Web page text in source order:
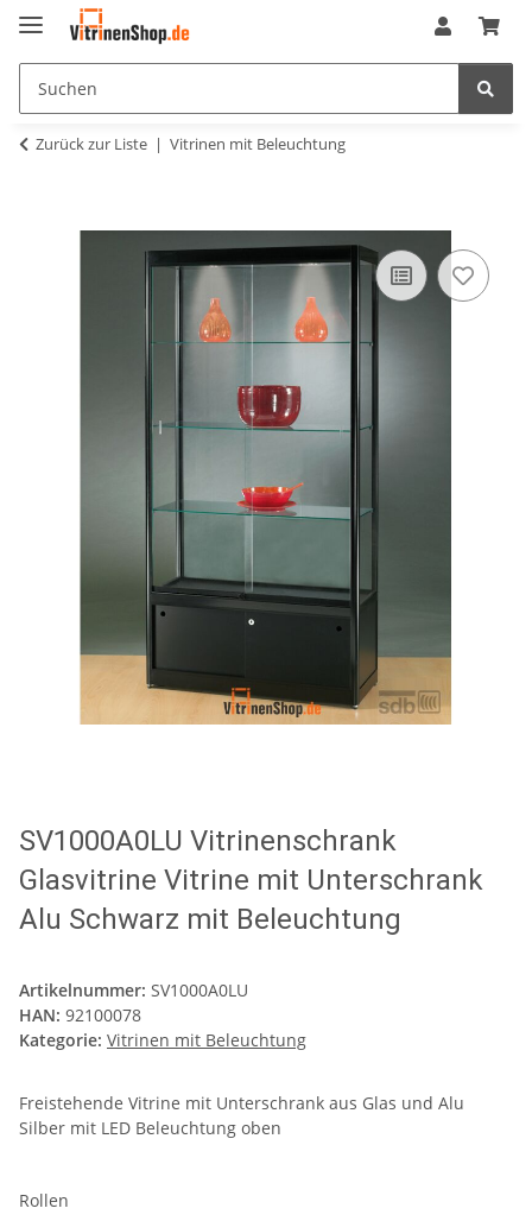
Zurück zur Liste Vitrinen mit Beleuchtung
SV1000A0LU Vitrinenschrank
Glasvitrine Vitrine mit Unterschrank
Alu Schwarz mit Beleuchtung
Artikelnummer: SV1000A0LU
HAN: 92100078
Kategorie: Vitrinen mit Beleuchtung
Freistehende Vitrine mit Unterschrank aus Glas und Alu
Silber mit LED Beleuchtung oben
Rollen